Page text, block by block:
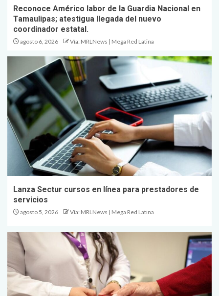
Reconoce Américo labor de la Guardia Nacional en
Tamaulipas; atestigua llegada del nuevo
coordinador estatal.
agosto 6, 2026 Vía: MRLNews | Mega Red Latina
Lanza Sectur cursos en línea para prestadores de
servicios
agosto 5, 2026 Vía: MRLNews | Mega Red Latina